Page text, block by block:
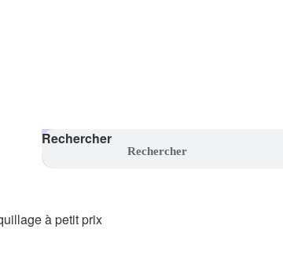
Rechercher